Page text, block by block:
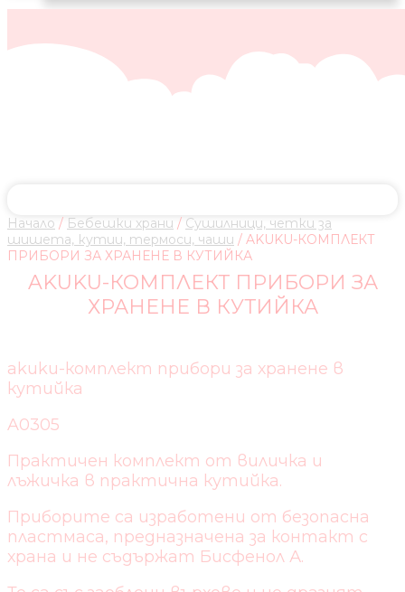
Начало / Бебешки храни / Сушилници, четки за
шишета, кутии, термоси, чаши / AKUKU-КОМПЛЕКТ
ПРИБОРИ ЗА ХРАНЕНЕ В КУТИЙКА
AKUKU-КОМПЛЕКТ ПРИБОРИ ЗА
ХРАНЕНЕ В КУТИЙКА
akuku-комплект прибори за хранене в
кутийка
A0305
Практичен комплект от виличка и
лъжичка в практична кутийка.
Приборите са изработени от безопасна
пластмаса, предназначена за контакт с
храна и не съдържат Бисфенол А.